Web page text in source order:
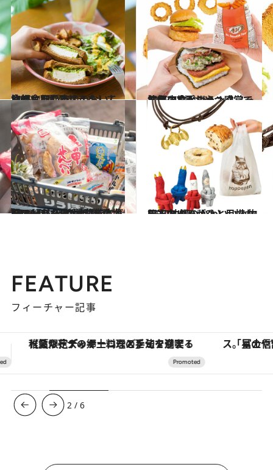
2019.4.21
沖縄・那覇市内のおいしい朝食4選 早起きをして食べに行こう！
旅＆お出かけ 2019.4.23
沖縄の片手ジャンクフード名店7選 おやつ感覚で気軽に食べよう！
旅＆お出かけ
2019.4.8
CREA取材班が沖縄で本気買いした 24時間営業の地元スーパーみやげ15選
旅＆お出かけ 2019.4.13
田辺あゆみがひと目惚れした 沖縄のかわいい小物BEST8
旅＆お出かけ
FEATURE
フィーチャー記事
「星のや富士」でデジタルデトックス。冨士信仰の歴史を辿り、心身を調える。
3 /6